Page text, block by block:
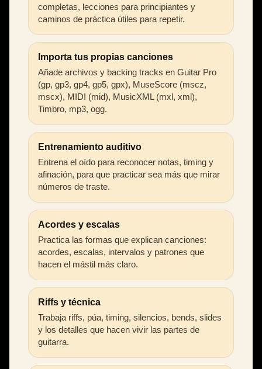
completas, lecciones para principiantes y
caminos de práctica útiles para repetir.
Importa tus propias canciones
Añade archivos y backing tracks en Guitar Pro
(gp, gp3, gp4, gp5, gpx), MuseScore (mscz,
mscx), MIDI (mid), MusicXML (mxl, xml),
Timbro, mp3, ogg.
Entrenamiento auditivo
Entrena el oído para reconocer notas, timing y
afinación, para que practicar sea más que mirar
números de traste.
Acordes y escalas
Practica las formas que explican canciones:
acordes, escalas, intervalos y patrones que
hacen el mástil más claro.
Riffs y técnica
Trabaja riffs, púa, timing, silencios, bends, slides
y los detalles que hacen vivir las partes de
guitarra.